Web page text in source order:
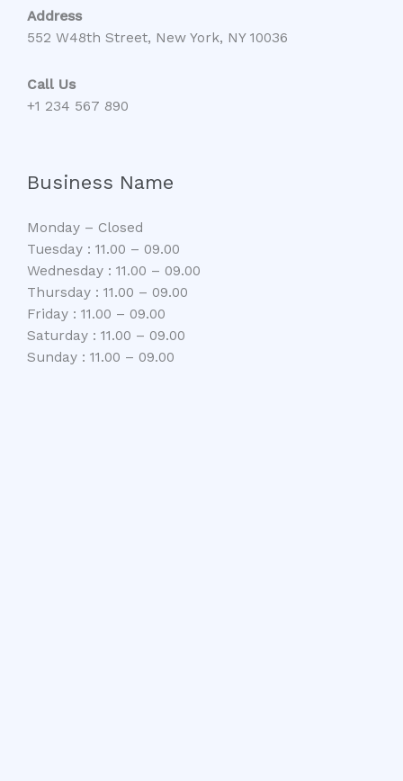
스
트
하
요
Address
552 W48th Street, New York, NY 10036
Call Us
+1 234 567 890
Business Name
Monday – Closed
Tuesday : 11.00 – 09.00
Wednesday : 11.00 – 09.00
Thursday : 11.00 – 09.00
Friday : 11.00 – 09.00
Saturday : 11.00 – 09.00
Sunday : 11.00 – 09.00